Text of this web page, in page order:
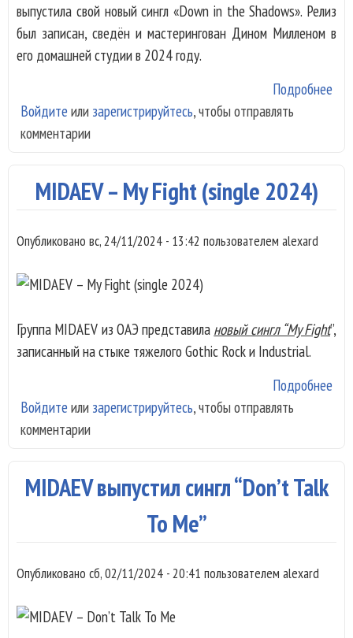
выпустила свой новый сингл «Down in the Shadows». Релиз
был записан, сведён и мастерингован Дином Милленом в
его домашней студии в 2024 году.
Подробнее
Войдите или зарегистрируйтесь, чтобы отправлять
комментарии
MIDAEV – My Fight (single 2024)
Опубликовано вс, 24/11/2024 - 13:42 пользователем alexard
Группа MIDAEV из ОАЭ представила новый сингл “My Fight”,
записанный на стыке тяжелого Gothic Rock и Industrial.
Подробнее
Войдите или зарегистрируйтесь, чтобы отправлять
комментарии
MIDAEV выпустил сингл “Don’t Talk
To Me”
Опубликовано сб, 02/11/2024 - 20:41 пользователем alexard